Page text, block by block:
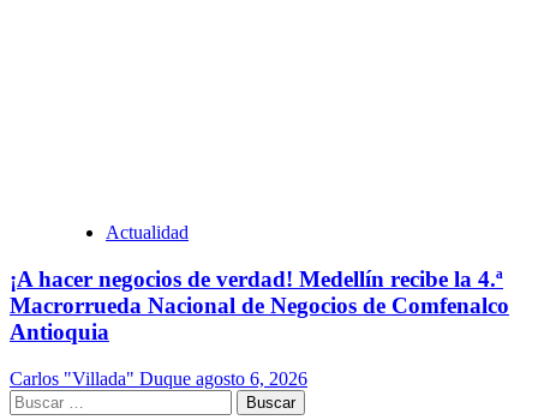
Actualidad
¡A hacer negocios de verdad! Medellín recibe la 4.ª
Macrorrueda Nacional de Negocios de Comfenalco
Antioquia
Carlos "Villada" Duque agosto 6, 2026
Buscar: